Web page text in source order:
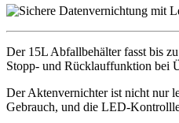
Der 15L Abfallbehälter fasst bis
Stopp- und Rücklauffunktion bei
Der Aktenvernichter ist nicht nur
Gebrauch, und die LED-